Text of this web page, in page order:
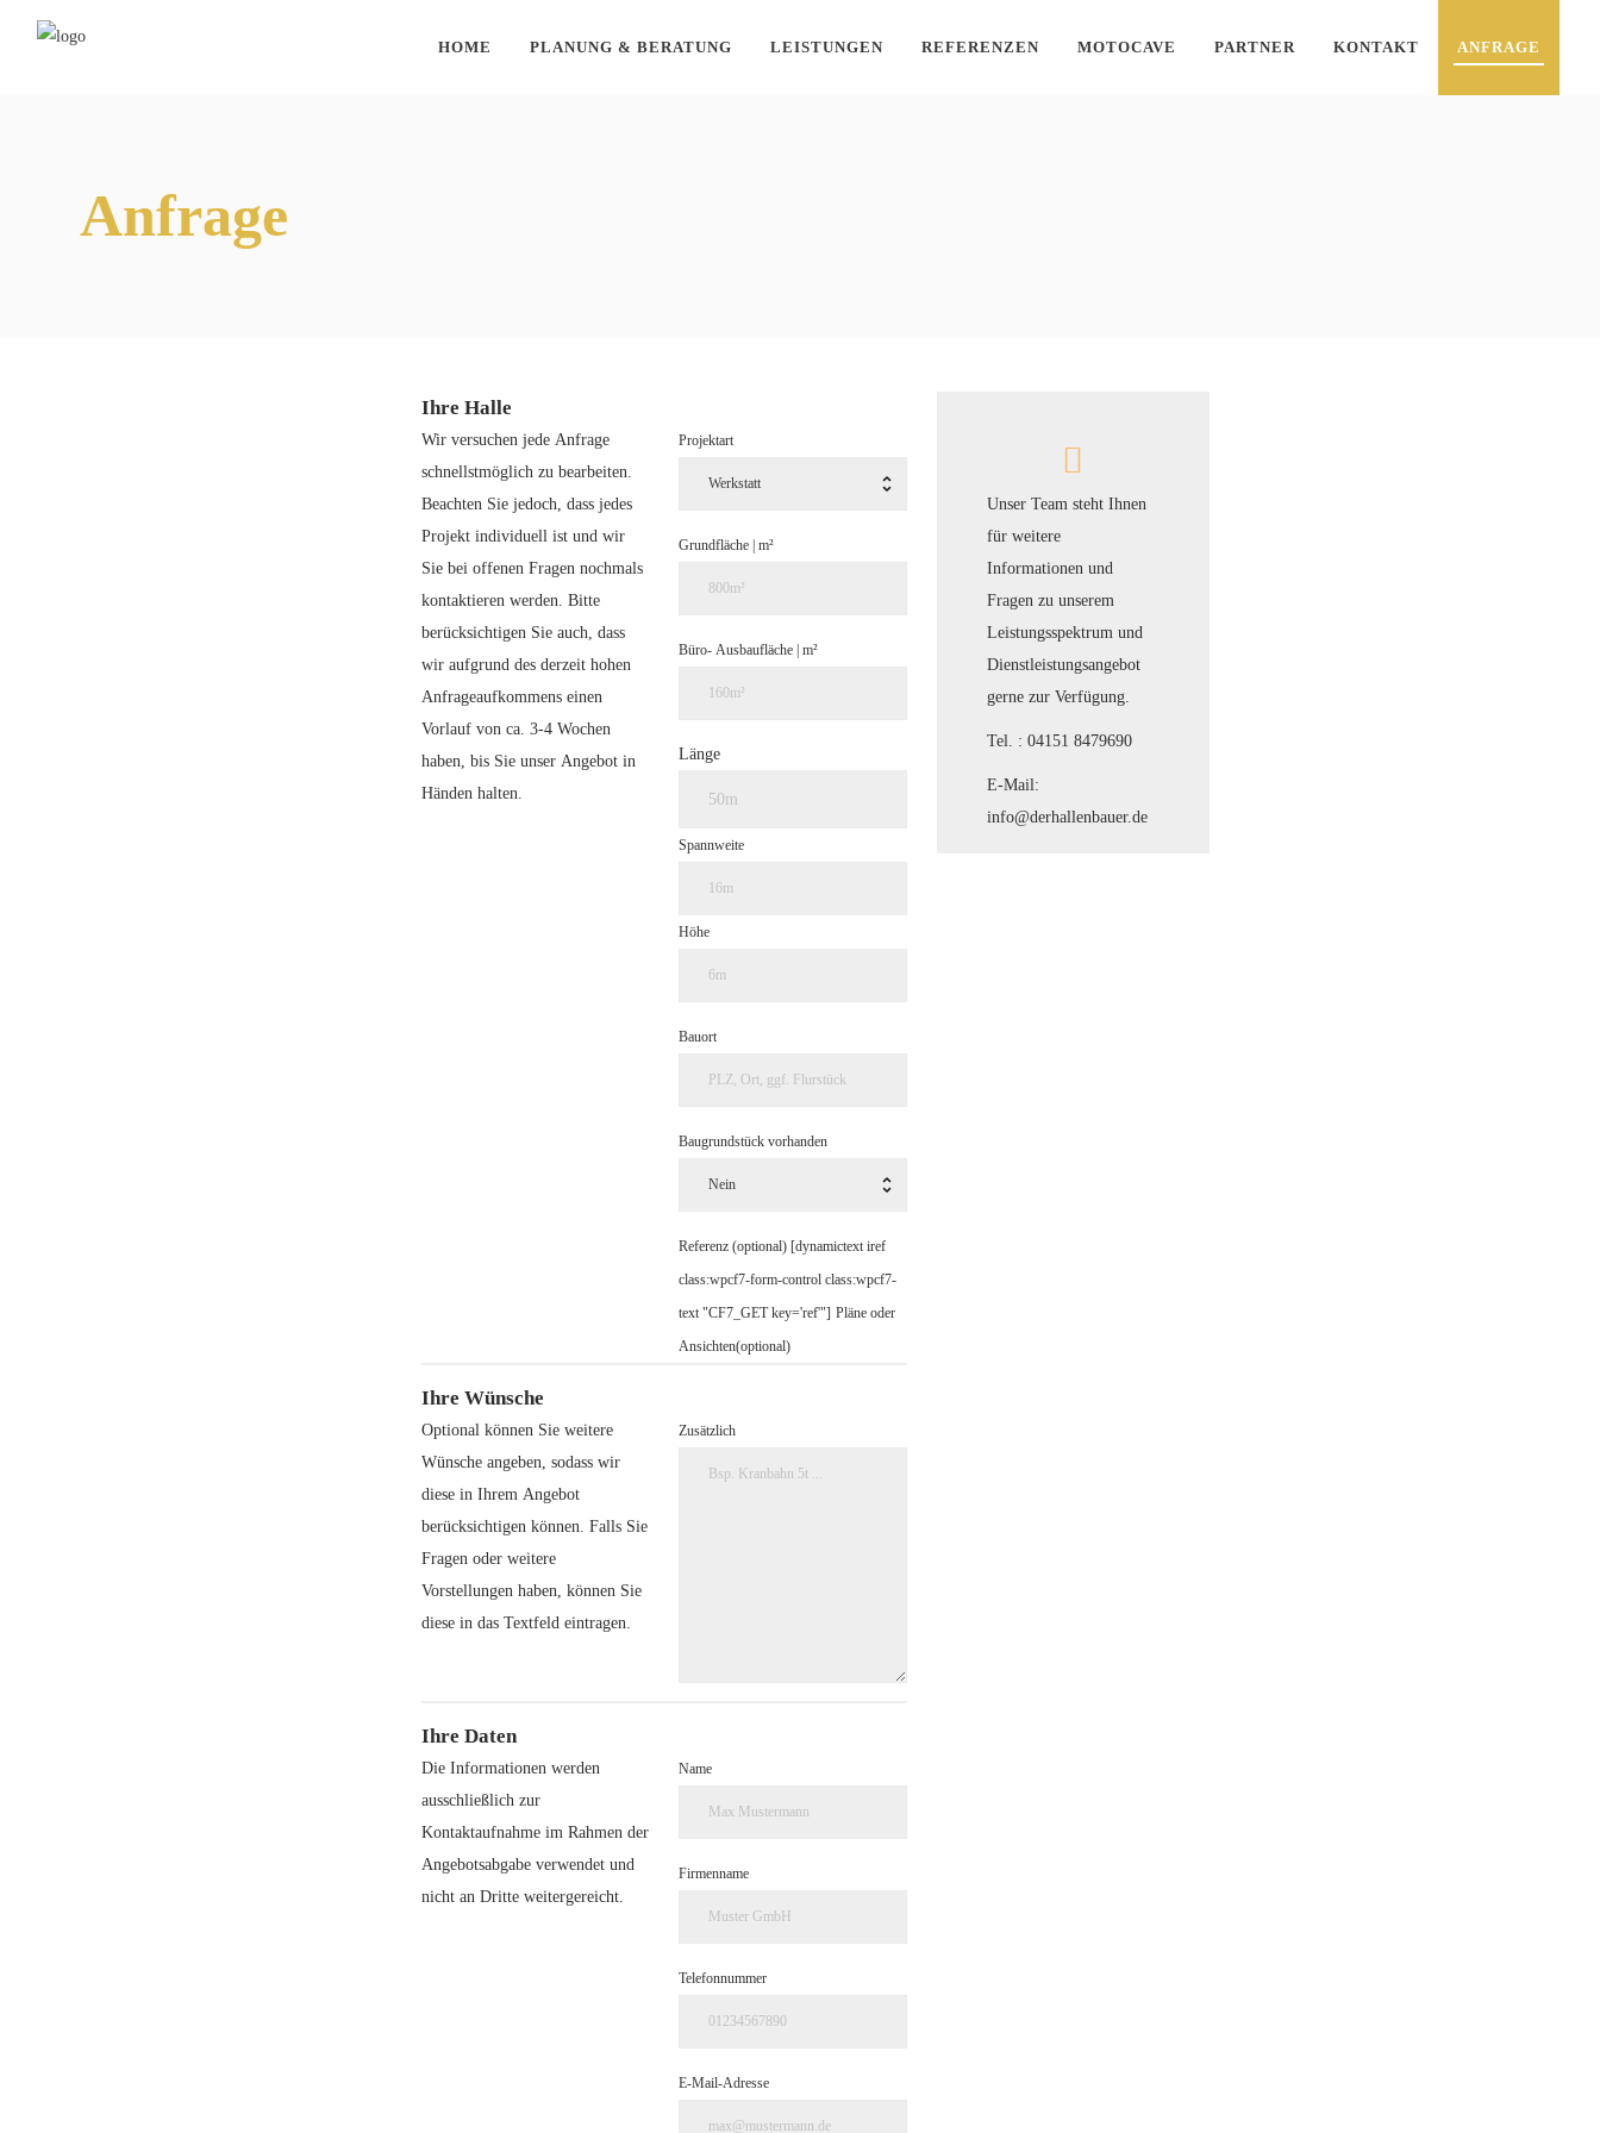
HOME PLANUNG & BERATUNG LEISTUNGEN REFERENZEN MOTOCAVE PARTNER KONTAKT ANFRAGE
Anfrage
Ihre Halle
Wir versuchen jede Anfrage
schnellstmöglich zu bearbeiten.
Beachten Sie jedoch, dass jedes
Projekt individuell ist und wir
Sie bei offenen Fragen nochmals
kontaktieren werden. Bitte
berücksichtigen Sie auch, dass
wir aufgrund des derzeit hohen
Anfrageaufkommens einen
Vorlauf von ca. 3-4 Wochen
haben, bis Sie unser Angebot in
Händen halten.
Projektart
Grundfläche | m²
Büro- Ausbaufläche | m²
Länge
Spannweite
Höhe
Bauort
Baugrundstück vorhanden
Referenz (optional) [dynamictext iref
class:wpcf7-form-control class:wpcf7-
text "CF7_GET key='ref'"] Pläne oder
Ansichten(optional)
Ihre Wünsche
Optional können Sie weitere
Wünsche angeben, sodass wir
diese in Ihrem Angebot
berücksichtigen können. Falls Sie
Fragen oder weitere
Vorstellungen haben, können Sie
diese in das Textfeld eintragen.
Zusätzlich
Ihre Daten
Die Informationen werden
ausschließlich zur
Kontaktaufnahme im Rahmen der
Angebotsabgabe verwendet und
nicht an Dritte weitergereicht.
Name
Firmenname
Telefonnummer
E-Mail-Adresse
Unser Team steht Ihnen
für weitere
Informationen und
Fragen zu unserem
Leistungsspektrum und
Dienstleistungsangebot
gerne zur Verfügung.
Tel. : 04151 8479690
E-Mail:
info@derhallenbauer.de